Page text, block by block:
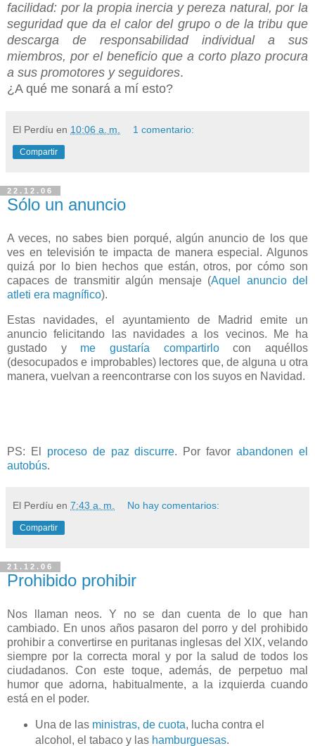
facilidad: por la propia inercia y pereza natural, por la
seguridad que da el calor del grupo o de la tribu que
descarga de responsabilidad individual a sus
miembros, por el beneficio que a corto plazo procura
a sus promotores y seguidores.
¿A qué me sonará a mí esto?
El Perdíu en 10:06 a. m. 1 comentario:
Compartir
22.12.06
Sólo un anuncio
A veces, no sabes bien porqué, algún anuncio de los que
ves en televisión te impacta de manera especial. Algunos
quizá por lo bien hechos que están, otros, por cómo son
capaces de transmitir algún mensaje (Aquel anuncio del
atleti era magnífico).
Estas navidades, el ayuntamiento de Madrid emite un
anuncio felicitando las navidades a los vecinos. Me ha
gustado y me gustaría compartirlocon aquéllos
(desocupados e improbables) lectores que, de alguna u otra
manera, vuelvan a reencontrarse con los suyos en Navidad.
PS: El proceso de paz discurre. Por favorabandonen el
autobús.
El Perdíu en 7:43 a. m. No hay comentarios:
Compartir
21.12.06
Prohibido prohibir
Nos llaman neos. Y no se dan cuenta de lo que han
cambiado. En unos años pasaron del porro y del prohibido
prohibir a convertirse en puritanas inglesas del XIX, velando
siempre por la correcta moral y por la salud de todos los
ciudadanos. Con este toque, además, de perpetuo mal
humor que adorna, habitualmente, a la izquierda cuando
está en el poder.
Una de las ministras, de cuota, lucha contra el
alcohol, el tabaco y las hamburguesas.